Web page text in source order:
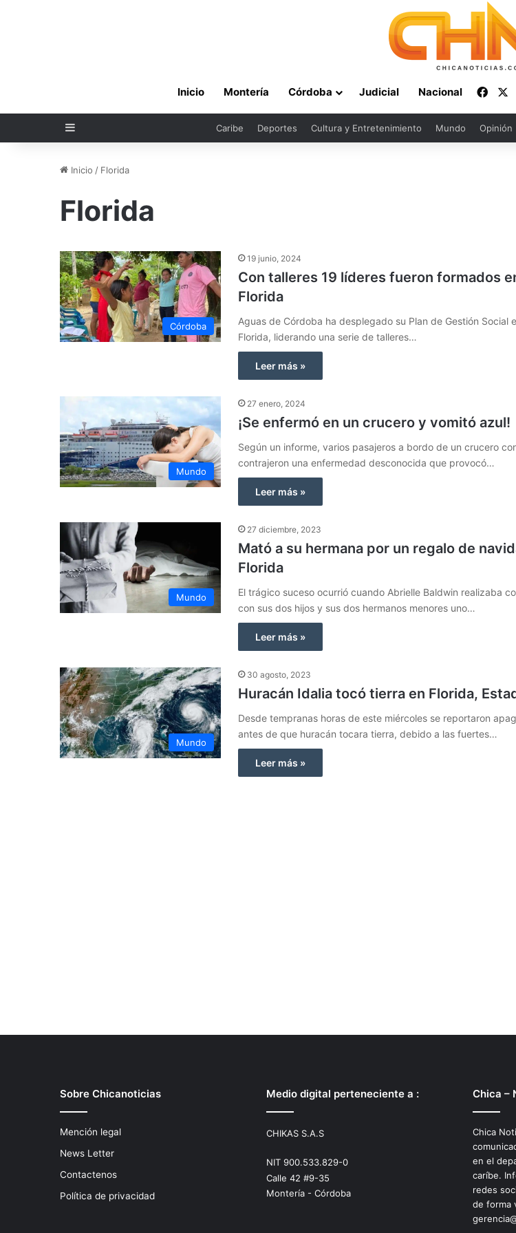
Inicio Montería Córdoba Judicial Nacional
Sidebar Caribe Deportes Cultura y Entretenimiento Mundo Opinión
Inicio / Florida
Florida
Córdoba
19 junio, 2024
Con talleres 19 líderes fueron formados
Florida
Aguas de Córdoba ha desplegado su Plan de Gestión Social
Florida, liderando una serie de talleres…
Leer más »
Mundo
27 enero, 2024
¡Se enfermó en un crucero y vomitó azul!
Según un informe, varios pasajeros a bordo de un crucero
contrajeron una enfermedad desconocida que provocó…
Leer más »
Mundo
27 diciembre, 2023
Mató a su hermana por un regalo de
Florida
El trágico suceso ocurrió cuando Abrielle Baldwin realizaba
con sus dos hijos y sus dos hermanos menores uno…
Leer más »
Mundo
30 agosto, 2023
Huracán Idalia tocó tierra en Florida,
Desde tempranas horas de este miércoles se reportaron
antes de que huracán tocara tierra, debido a las fuertes…
Leer más »
Sobre Chicanoticias
Mención legal
News Letter
Contactenos
Política de privacidad
Medio digital perteneciente a :
CHIKAS S.A.S
NIT 900.533.829-0
Calle 42 #9-35
Montería - Córdoba
Chica –
Chica
en el
caríbe.
redes
de forma